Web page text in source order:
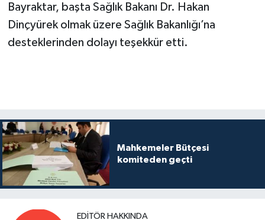
Bayraktar, başta Sağlık Bakanı Dr. Hakan
Dinçyürek olmak üzere Sağlık Bakanlığı’na
desteklerinden dolayı teşekkür etti.
Mahkemeler Bütçesi
komiteden geçti
EDITÖR HAKKINDA